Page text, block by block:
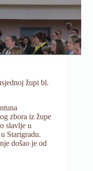
župi bl.
zbora iz župe
slavlje u
Starigradu.
došao je od